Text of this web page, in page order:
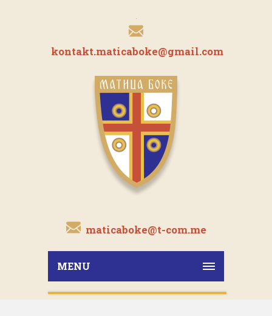
kontakt.maticaboke@gmail.com
maticaboke@t-com.me
MENU